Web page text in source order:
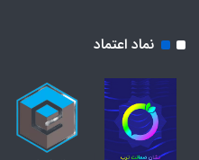
نماد اعتماد